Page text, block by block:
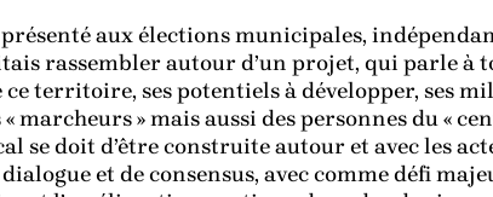
aux élections municipales,
rassembler autour d’un projet, qui parle à
territoire, ses potentiels à développer, ses
marcheurs » mais aussi des personnes du «
se doit d’être construite autour et avec les
et de consensus, avec comme défi